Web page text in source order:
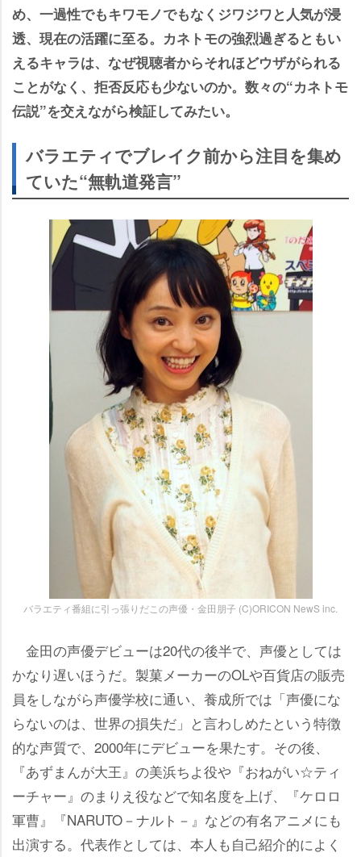
め、一過性でもキワモノでもなくジワジワと人気が浸
透、現在の活躍に至る。カネトモの強烈過ぎるともい
えるキャラは、なぜ視聴者からそれほどウザがられる
ことがなく、拒否反応も少ないのか。数々の“カネトモ
伝説”を交えながら検証してみたい。
バラエティでブレイク前から注目を集め
ていた“無軌道発言”
バラエティ番組に引っ張りだこの声優・金田朋子 (C)ORICON NewS inc.
金田の声優デビューは20代の後半で、声優としては
かなり遅いほうだ。製菓メーカーのOLや百貨店の販売
員をしながら声優学校に通い、養成所では「声優にな
らないのは、世界の損失だ」と言わしめたという特徴
的な声質で、2000年にデビューを果たす。その後、
『あずまんが大王』の美浜ちよ役や『おねがい☆ティ
ーチャー』のまりえ役などで知名度を上げ、『ケロロ
軍曹』『NARUTO－ナルト－』などの有名アニメにも
出演する。代表作としては、本人も自己紹介的によく